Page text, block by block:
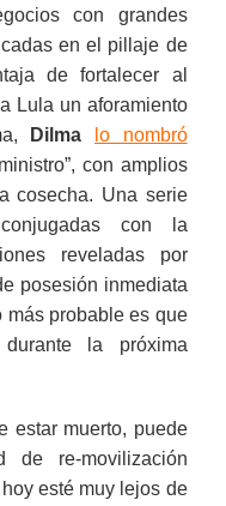
con grandes
en el pillaje de
de fortalecer al
Lula un aforamiento
Dilma
lo nombró
con amplios
cosecha. Una serie
con la
reveladas por
posesión inmediata
más probable es que
la próxima
estar muerto, puede
de re-movilización
esté muy lejos de